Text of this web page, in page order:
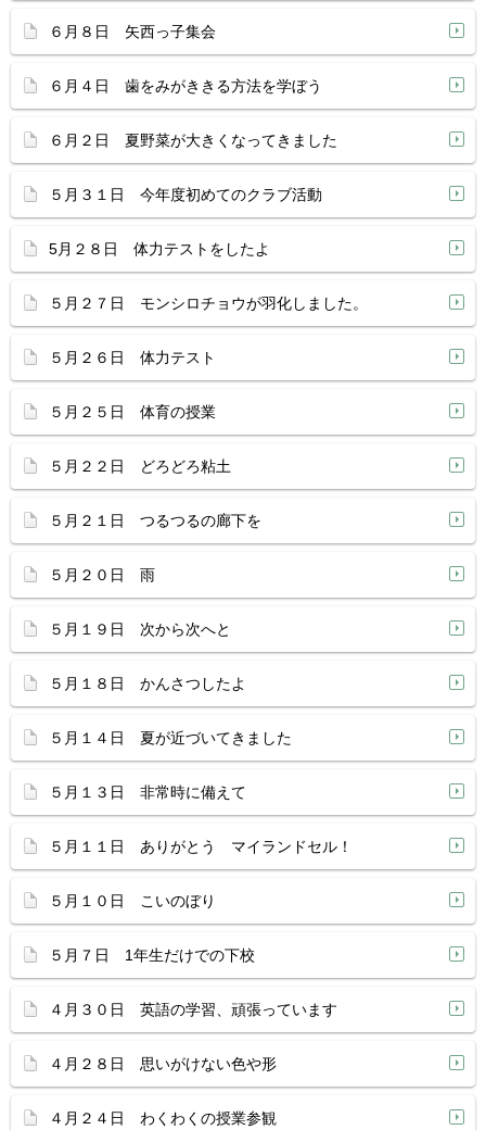
６月８日 矢西っ子集会
６月４日 歯をみがききる方法を学ぼう
６月２日 夏野菜が大きくなってきました
５月３１日 今年度初めてのクラブ活動
5月２８日 体力テストをしたよ
５月２７日 モンシロチョウが羽化しました。
５月２６日 体力テスト
５月２５日 体育の授業
５月２２日 どろどろ粘土
５月２１日 つるつるの廊下を
５月２０日 雨
５月１９日 次から次へと
５月１８日 かんさつしたよ
５月１４日 夏が近づいてきました
５月１３日 非常時に備えて
５月１１日 ありがとう マイランドセル！
５月１０日 こいのぼり
５月７日 1年生だけでの下校
４月３０日 英語の学習、頑張っています
４月２８日 思いがけない色や形
４月２４日 わくわくの授業参観